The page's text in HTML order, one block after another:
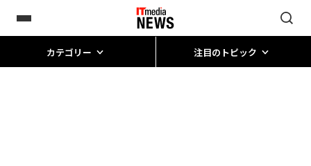
カテゴリー 注目のトピック